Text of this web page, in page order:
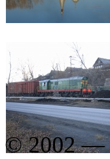
© 2002 —